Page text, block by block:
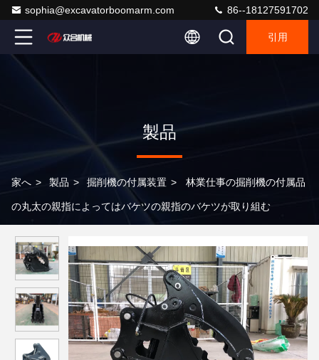
sophia@excavatorboomarm.com 86--18127591702
引用
製品
家へ > 製品 > 掘削機の付属装置 > 林業仕事の掘削機の付属品
の丸太の親指によってはバケツの親指のバケツが取り組む